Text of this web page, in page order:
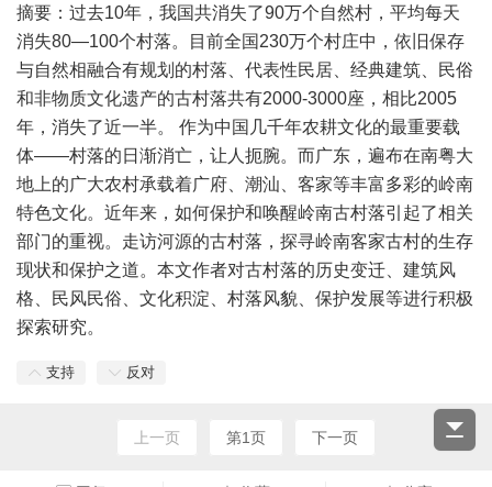
摘要：过去10年，我国共消失了90万个自然村，平均每天
消失80—100个村落。目前全国230万个村庄中，依旧保存
与自然相融合有规划的村落、代表性民居、经典建筑、民俗
和非物质文化遗产的古村落共有2000-3000座，相比2005
年，消失了近一半。 作为中国几千年农耕文化的最重要载
体——村落的日渐消亡，让人扼腕。而广东，遍布在南粤大
地上的广大农村承载着广府、潮汕、客家等丰富多彩的岭南
特色文化。近年来，如何保护和唤醒岭南古村落引起了相关
部门的重视。走访河源的古村落，探寻岭南客家古村的生存
现状和保护之道。本文作者对古村落的历史变迁、建筑风
格、民风民俗、文化积淀、村落风貌、保护发展等进行积极
探索研究。
支持 反对
上一页 第1页 下一页